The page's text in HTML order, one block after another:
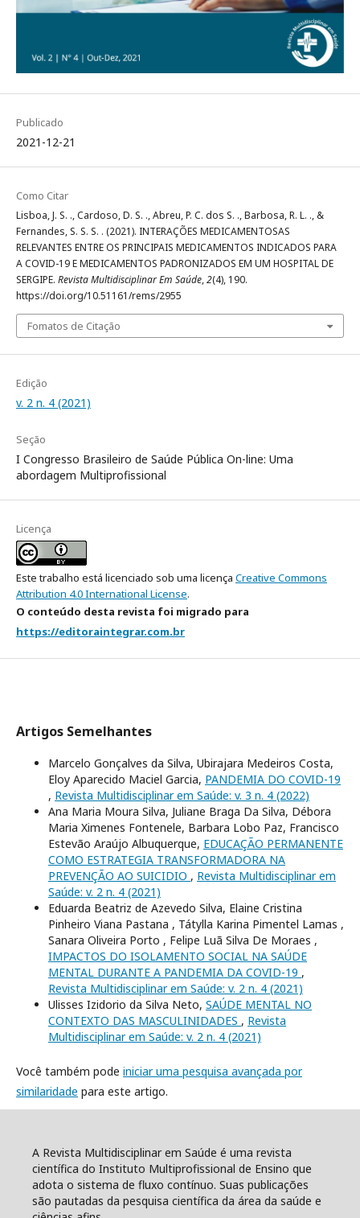
Publicado
2021-12-21
Como Citar
Lisboa, J. S. ., Cardoso, D. S. ., Abreu, P. C. dos S. ., Barbosa, R. L. ., &
Fernandes, S. S. S. . (2021). INTERAÇÕES MEDICAMENTOSAS
RELEVANTES ENTRE OS PRINCIPAIS MEDICAMENTOS INDICADOS PARA
A COVID-19 E MEDICAMENTOS PADRONIZADOS EM UM HOSPITAL DE
SERGIPE. Revista Multidisciplinar Em Saúde,2(4), 190.
https://doi.org/10.51161/rems/2955
Fomatos de Citação
Edição
v. 2 n. 4 (2021)
Seção
I Congresso Brasileiro de Saúde Pública On-line: Uma
abordagem Multiprofissional
Licença
Este trabalho está licenciado sob uma licença Creative Commons
Attribution 4.0 International License.
O conteúdo desta revista foi migrado para
https://editoraintegrar.com.br
Artigos Semelhantes
Marcelo Gonçalves da Silva, Ubirajara Medeiros Costa,
Eloy Aparecido Maciel Garcia, PANDEMIA DO COVID-19
, Revista Multidisciplinar em Saúde: v. 3 n. 4 (2022)
Ana Maria Moura Silva, Juliane Braga Da Silva, Débora
Maria Ximenes Fontenele, Barbara Lobo Paz, Francisco
Estevão Araújo Albuquerque, EDUCAÇÃO PERMANENTE
COMO ESTRATEGIA TRANSFORMADORA NA
PREVENÇÃO AO SUICIDIO , Revista Multidisciplinar em
Saúde: v. 2 n. 4 (2021)
Eduarda Beatriz de Azevedo Silva, Elaine Cristina
Pinheiro Viana Pastana , Tátylla Karina Pimentel Lamas ,
Sanara Oliveira Porto , Felipe Luã Silva De Moraes ,
IMPACTOS DO ISOLAMENTO SOCIAL NA SAÚDE
MENTAL DURANTE A PANDEMIA DA COVID-19 ,
Revista Multidisciplinar em Saúde: v. 2 n. 4 (2021)
Ulisses Izidorio da Silva Neto, SAÚDE MENTAL NO
CONTEXTO DAS MASCULINIDADES , Revista
Multidisciplinar em Saúde: v. 2 n. 4 (2021)
Você também pode iniciar uma pesquisa avançada por
similaridade para este artigo.
A Revista Multidisciplinar em Saúde é uma revista
científica do Instituto Multiprofissional de Ensino que
adota o sistema de fluxo contínuo. Suas publicações
são pautadas da pesquisa científica da área da saúde e